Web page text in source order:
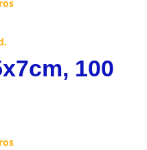
100